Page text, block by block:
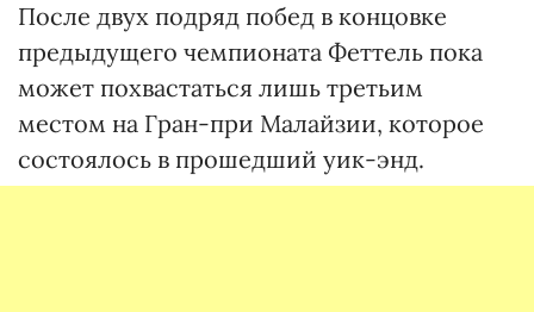
После двух подряд побед в концовке
предыдущего чемпионата Феттель пока
может похвастаться лишь третьим
местом на Гран-при Малайзии, которое
состоялось в прошедший уик-энд.